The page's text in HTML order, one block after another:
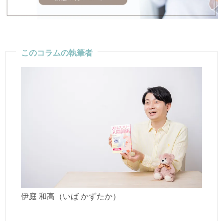
このコラムの執筆者
伊庭 和高（いば かずたか）